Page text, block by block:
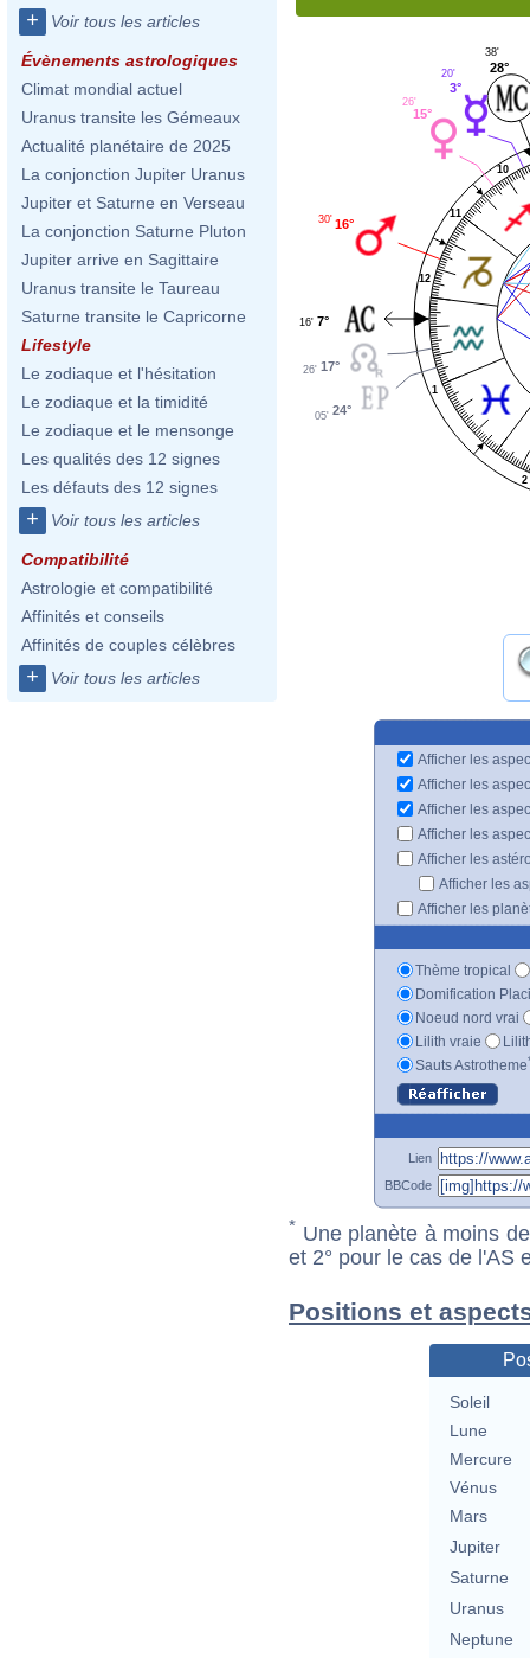
+ Voir tous les articles
Évènements astrologiques
Climat mondial actuel
Uranus transite les Gémeaux
Actualité planétaire de 2025
La conjonction Jupiter Uranus
Jupiter et Saturne en Verseau
La conjonction Saturne Pluton
Jupiter arrive en Sagittaire
Uranus transite le Taureau
Saturne transite le Capricorne
Lifestyle
Le zodiaque et l'hésitation
Le zodiaque et la timidité
Le zodiaque et le mensonge
Les qualités des 12 signes
Les défauts des 12 signes
+ Voir tous les articles
Compatibilité
Astrologie et compatibilité
Affinités et conseils
Affinités de couples célèbres
+ Voir tous les articles
1
2
10
11
12
28°
38'
3°
20'
15°
26'
16°
30'
7°
16'
17°
26'
24°
05'
Afficher les
Afficher les
Afficher les
Afficher les
Afficher les
Afficher les
Afficher les
Thème tropical
Domification
Noeud nord vrai
Lilith vraie
Sauts Astrotheme
Lien
BBCode
* Une planète à moins
et 2° pour le cas de l'AS
Positions et
Soleil
Lune
Mercure
Vénus
Mars
Jupiter
Saturne
Uranus
Neptune